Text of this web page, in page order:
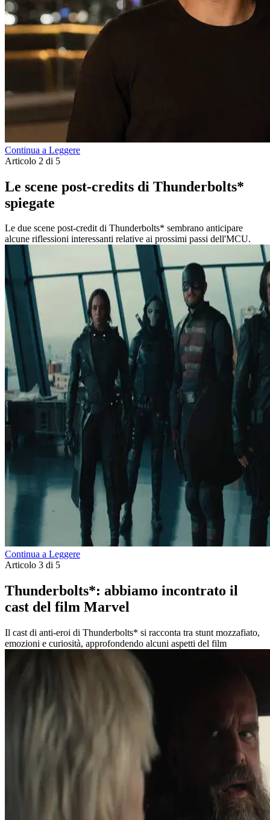
Continua a Leggere
Articolo 2 di 5
Le scene post-credits di Thunderbolts*
spiegate
Le due scene post-credit di Thunderbolts* sembrano anticipare
alcune riflessioni interessanti relative ai prossimi passi dell'MCU.
Continua a Leggere
Articolo 3 di 5
Thunderbolts*: abbiamo incontrato il
cast del film Marvel
Il cast di anti-eroi di Thunderbolts* si racconta tra stunt mozzafiato,
emozioni e curiosità, approfondendo alcuni aspetti del film